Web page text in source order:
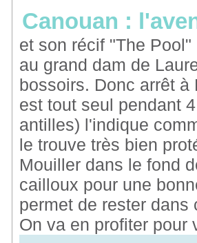
Canouan :
et son récif "The
au grand dam de
bossoirs. Donc arrêt
est tout seul pendant
antilles) l'indique
le trouve très bien
Mouiller dans le fond
cailloux pour une
permet de rester
On va en profiter pour